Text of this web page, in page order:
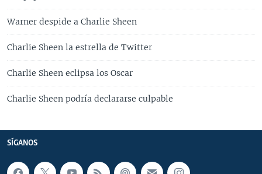
Warner despide a Charlie Sheen
Charlie Sheen la estrella de Twitter
Charlie Sheen eclipsa los Oscar
Charlie Sheen podría declararse culpable
SÍGANOS